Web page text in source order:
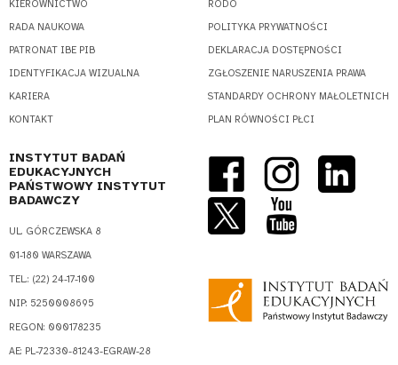
KIEROWNICTWO
RADA NAUKOWA
PATRONAT IBE PIB
IDENTYFIKACJA WIZUALNA
KARIERA
KONTAKT
RODO
POLITYKA PRYWATNOŚCI
DEKLARACJA DOSTĘPNOŚCI
ZGŁOSZENIE NARUSZENIA PRAWA
STANDARDY OCHRONY MAŁOLETNICH
PLAN RÓWNOŚCI PŁCI
INSTYTUT BADAŃ
EDUKACYJNYCH
PAŃSTWOWY INSTYTUT
BADAWCZY
UL. GÓRCZEWSKA 8
01-180 WARSZAWA
TEL.: (22) 24-17-100
NIP: 5250008695
REGON: 000178235
AE: PL-72330-81243-EGRAW-28